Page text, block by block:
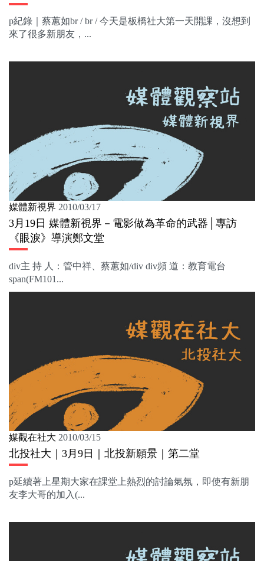
p紀錄｜蔡蕙如br / br / 今天是板橋社大第一天開課，沒想到
來了很多新朋友，...
媒體新視界 2010/03/17
3月19日 媒體新視界－電影做為革命的武器│專訪
《眼淚》導演鄭文堂
div主 持 人：管中祥、蔡蕙如/div div頻 道：教育電台
span(FM101...
媒觀在社大 2010/03/15
北投社大｜3月9日｜北投新願景｜第二堂
p延續著上星期大家在課堂上熱烈的討論氣氛，即使有新朋
友李大哥的加入(...